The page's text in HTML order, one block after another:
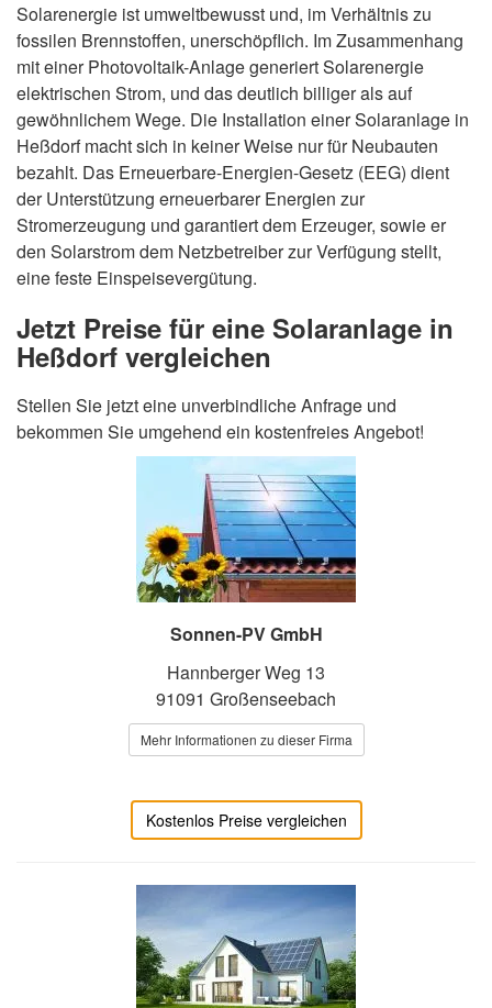
Solarenergie ist umweltbewusst und, im Verhältnis zu
fossilen Brennstoffen, unerschöpflich. Im Zusammenhang
mit einer Photovoltaik-Anlage generiert Solarenergie
elektrischen Strom, und das deutlich billiger als auf
gewöhnlichem Wege. Die Installation einer Solaranlage in
Heßdorf macht sich in keiner Weise nur für Neubauten
bezahlt. Das Erneuerbare-Energien-Gesetz (EEG) dient
der Unterstützung erneuerbarer Energien zur
Stromerzeugung und garantiert dem Erzeuger, sowie er
den Solarstrom dem Netzbetreiber zur Verfügung stellt,
eine feste Einspeisevergütung.
Jetzt Preise für eine Solaranlage in
Heßdorf vergleichen
Stellen Sie jetzt eine unverbindliche Anfrage und
bekommen Sie umgehend ein kostenfreies Angebot!
Sonnen-PV GmbH
Hannberger Weg 13
91091 Großenseebach
Mehr Informationen zu dieser Firma
Kostenlos Preise vergleichen